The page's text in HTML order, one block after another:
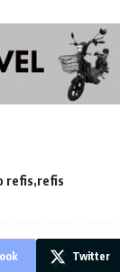
refis refis
Twitter